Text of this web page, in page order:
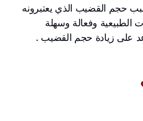
حجم القضيب الذي يعتبرونه
الطبيعية وفعالة وسهلة
على زيادة حجم القضيب .